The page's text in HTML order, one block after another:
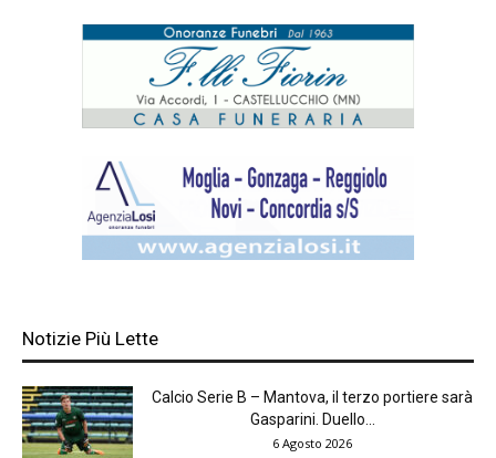
Notizie Più Lette
Calcio Serie B – Mantova, il terzo portiere sarà
Gasparini. Duello...
6 Agosto 2026